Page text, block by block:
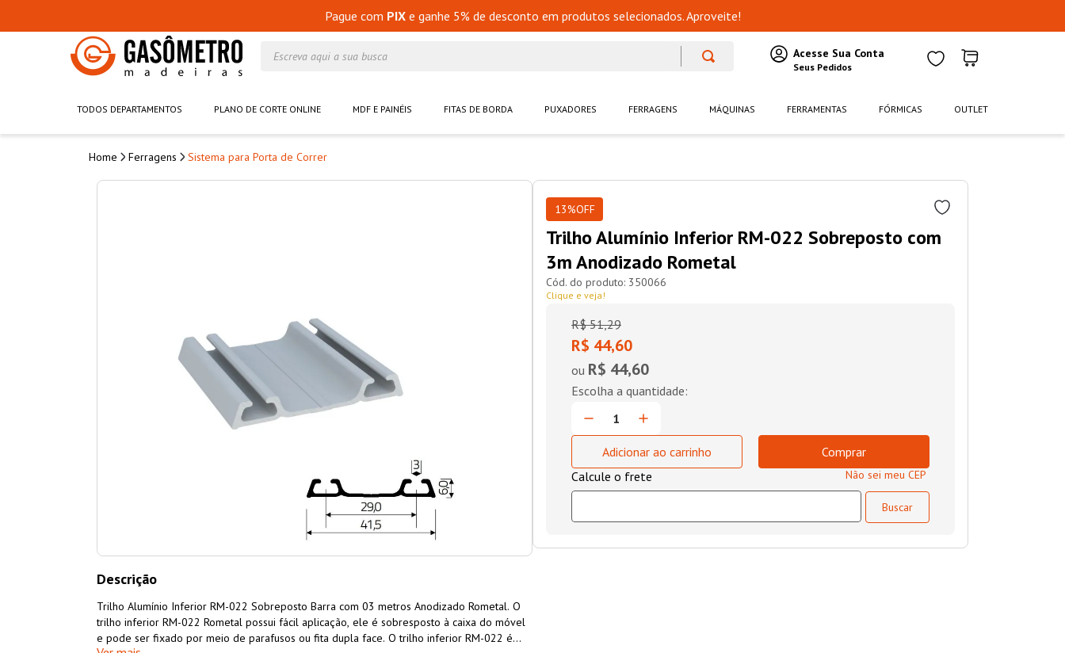
Pague com PIXe ganhe 5% de desconto em produtos selecionados. Aproveite!
TODOS DEPARTAMENTOS PLANO DE CORTE ONLINE MDF E PAINÉIS FITAS DE BORDA PUXADORES FERRAGENS MÁQUINAS FERRAMENTAS FÓRMICAS OUTLET
Ferragens Sistema para Porta de Correr
Descrição
Trilho Alumínio Inferior RM-022 Sobreposto Barra com 03 metros Anodizado Rometal. O
trilho inferior RM-022 Rometal possui fácil aplicação, ele é sobresposto à caixa do móvel
e pode ser fixado por meio de parafusos ou fita dupla face. O trilho inferior RM-022 é
13%OFF
Trilho Alumínio Inferior RM-022 Sobreposto com
3m Anodizado Rometal
350066
Clique e veja!
R$ 51,29
R$ 44,60
ou R$ 44,60
Adicionar ao carrinho Comprar
Não sei meu CEP